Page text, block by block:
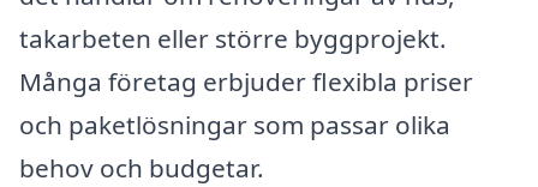
takarbeten eller större byggprojekt.
Många företag erbjuder flexibla priser
och paketlösningar som passar olika
behov och budgetar.